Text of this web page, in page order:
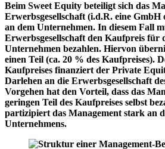
Beim Sweet Equity beteiligt sich das
Erwerbsgesellschaft (i.d.R. eine
an dem Unternehmen. In diesem Fall
Erwerbsgesellschaft den Kaufpreis für
Unternehmen bezahlen. Hiervon
einen Teil (ca. 20 % des Kaufpreises).
Kaufpreises finanziert der Private
Darlehen an die Erwerbsgesellschaft
Vorgehen hat den Vorteil, dass das
geringen Teil des Kaufpreises selbst
partizipiert das Management stark an
Unternehmens.